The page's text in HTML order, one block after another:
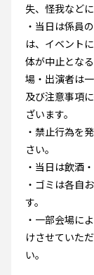
失、怪我など
・当日は係員
は、イベント
体が中止とな
場・出演者は
及び注意事項
ざいます。
・禁止行為を
さい。
・当日は飲酒
・ゴミは各自
す。
・一部会場に
けさせていた
い。